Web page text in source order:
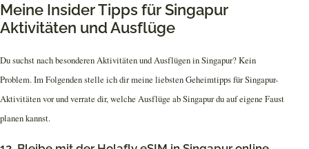
Meine Insider Tipps für Singapur
Aktivitäten und Ausflüge
Du suchst nach besonderen Aktivitäten und Ausflügen in Singapur? Kein
Problem. Im Folgenden stelle ich dir meine liebsten Geheimtipps für Singapur-
Aktivitäten vor und verrate dir, welche Ausflüge ab Singapur du auf eigene Faust
planen kannst.